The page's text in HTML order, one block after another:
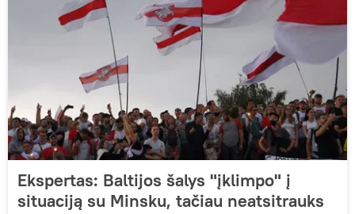
Ekspertas: Baltijos šalys "įklimpo" į
situaciją su Minsku, tačiau neatsitrauks